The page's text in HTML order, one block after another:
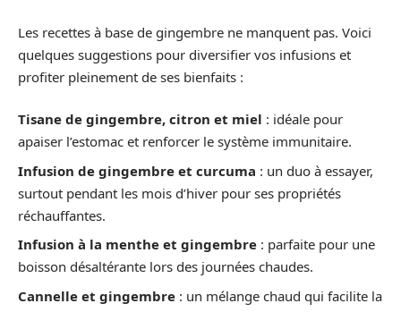
Les recettes à base de gingembre ne manquent pas. Voici
quelques suggestions pour diversifier vos infusions et
profiter pleinement de ses bienfaits :
Tisane de gingembre, citron et miel : idéale pour
apaiser l’estomac et renforcer le système immunitaire.
Infusion de gingembre et curcuma : un duo à essayer,
surtout pendant les mois d’hiver pour ses propriétés
réchauffantes.
Infusion à la menthe et gingembre : parfaite pour une
boisson désaltérante lors des journées chaudes.
Cannelle et gingembre : un mélange chaud qui facilite la